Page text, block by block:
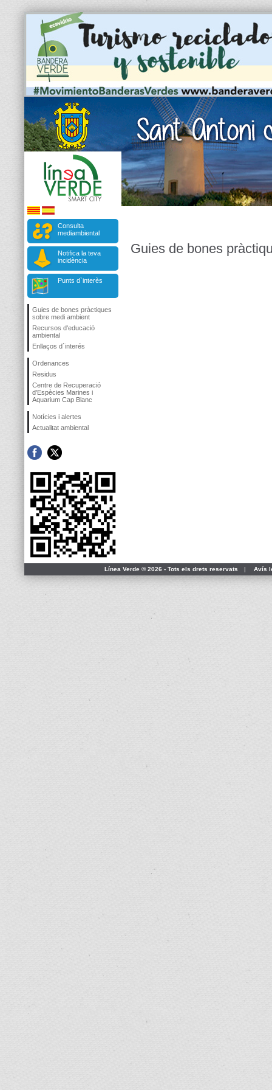
Consulta
mediambiental
Notifica la teva
incidència
Punts d`interès
Guies de bones pràctiques
sobre medi ambient
Recursos d'educació
ambiental
Enllaços d´interés
Ordenances
Residus
Centre de Recuperació
d'Espècies Marines i
Aquarium Cap Blanc
Notícies i alertes
Actualitat ambiental
Guies de bones
Línea Verde ® 2026 - Tots els drets reservats | Avís